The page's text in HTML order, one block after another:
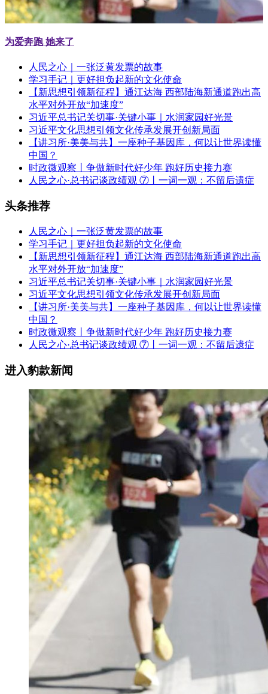
为爱奔跑 她来了
人民之心｜一张泛黄发票的故事
学习手记｜更好担负起新的文化使命
【新思想引领新征程】通江达海 西部陆海新通道跑出高
水平对外开放“加速度”
习近平总书记关切事·关键小事｜水润家园好光景
习近平文化思想引领文化传承发展开创新局面
【讲习所·美美与共】一座种子基因库，何以让世界读懂
中国？
时政微观察丨争做新时代好少年 跑好历史接力赛
人民之心·总书记谈政绩观 ⑦丨一词一观：不留后遗症
头条推荐
人民之心｜一张泛黄发票的故事
学习手记｜更好担负起新的文化使命
【新思想引领新征程】通江达海 西部陆海新通道跑出高
水平对外开放“加速度”
习近平总书记关切事·关键小事｜水润家园好光景
习近平文化思想引领文化传承发展开创新局面
【讲习所·美美与共】一座种子基因库，何以让世界读懂
中国？
时政微观察丨争做新时代好少年 跑好历史接力赛
人民之心·总书记谈政绩观 ⑦丨一词一观：不留后遗症
进入豹款新闻